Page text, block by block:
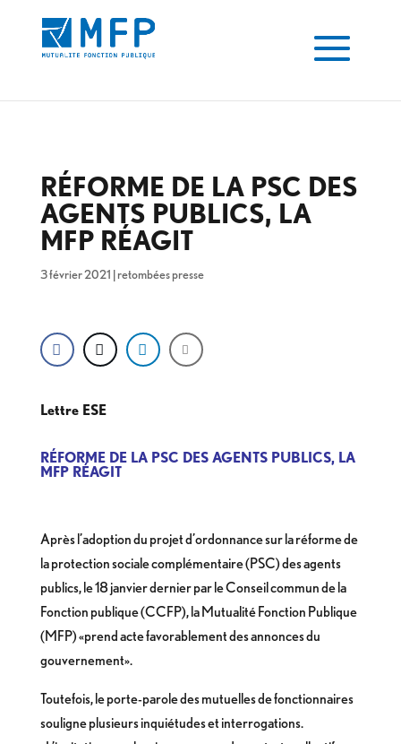
RÉFORME DE LA PSC DES
AGENTS PUBLICS, LA
MFP RÉAGIT
3 février 2021 |retombées presse
Lettre ESE
RÉFORME DE LA PSC DES AGENTS PUBLICS, LA
MFP RÉAGIT
Après l’adoption du projet d’ordonnance sur la réforme de
la protection sociale complémentaire (PSC) des agents
publics, le 18 janvier dernier par le Conseil commun de la
Fonction publique (CCFP), la Mutualité Fonction Publique
(MFP) «prend acte favorablement des annonces du
gouvernement».
Toutefois, le porte-parole des mutuelles de fonctionnaires
souligne plusieurs inquiétudes et interrogations.